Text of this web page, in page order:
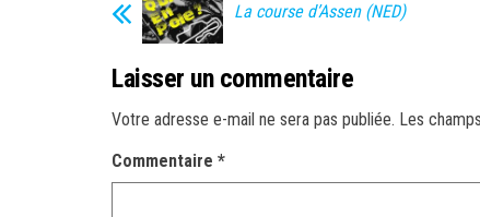
La course d’Assen (NED)
Laisser un commentaire
Votre adresse e-mail ne sera pas publiée. Les
Commentaire *